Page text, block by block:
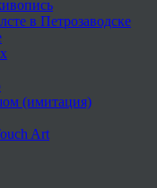
в Петрозаводске
(имитация)
Art